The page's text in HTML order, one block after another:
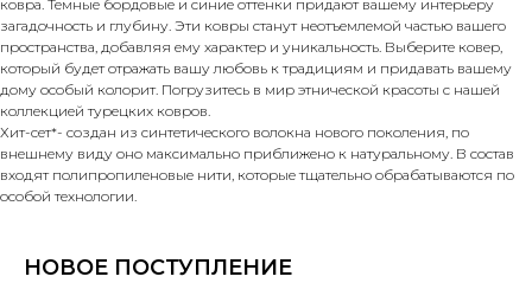
ковра. Темные бордовые и синие оттенки придают вашему интерьеру
загадочность и глубину. Эти ковры станут неотъемлемой частью вашего
пространства, добавляя ему характер и уникальность. Выберите ковер,
который будет отражать вашу любовь к традициям и придавать вашему
дому особый колорит. Погрузитесь в мир этнической красоты с нашей
коллекцией турецких ковров.
Хит-сет*- создан из синтетического волокна нового поколения, по
внешнему виду оно максимально приближено к натуральному. В состав
входят полипропиленовые нити, которые тщательно обрабатываются по
особой технологии.
НОВОЕ ПОСТУПЛЕНИЕ